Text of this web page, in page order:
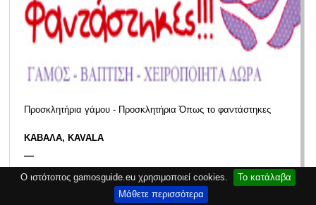
Ο ιστότοπος gamosguide.eu χρησιμοποιεί cookies.
Το κατάλαβα
Μάθετε περισσότερα
Προσκλητήρια γάμου - Προσκλητήρια Όπως το φαντάστηκες
ΚΑΒΑΛΑ, KAVALA
—